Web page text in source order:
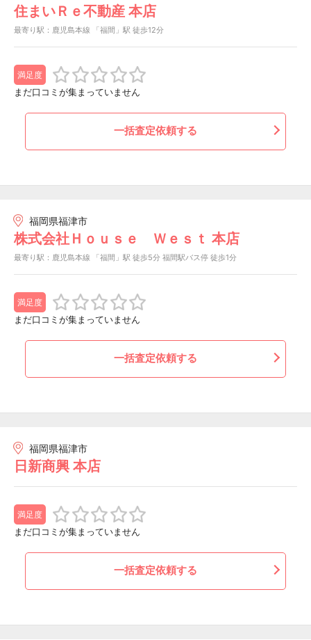
住まいＲｅ不動産 本店
最寄り駅：鹿児島本線 「福間」駅 徒歩12分
満足度
まだ口コミが集まっていません
一括査定依頼する
福岡県福津市
株式会社Ｈｏｕｓｅ Ｗｅｓｔ 本店
最寄り駅：鹿児島本線 「福間」駅 徒歩5分 福間駅バス停 徒歩1分
満足度
まだ口コミが集まっていません
一括査定依頼する
福岡県福津市
日新商興 本店
満足度
まだ口コミが集まっていません
一括査定依頼する